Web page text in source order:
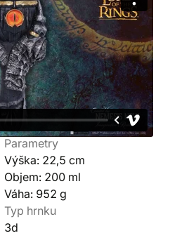
Výrobce
Nemesis Now
Postava
Parametry
Výška: 22,5 cm
Objem: 200 ml
Váha: 952 g
Typ hrnku
3d